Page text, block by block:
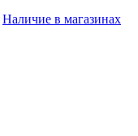
Наличие в магазинах